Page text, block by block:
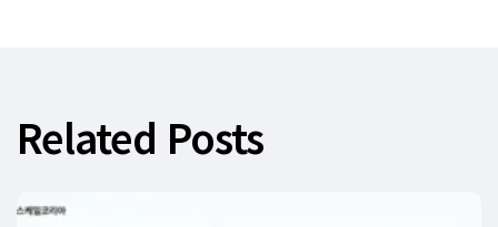
Related Posts